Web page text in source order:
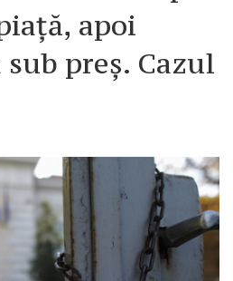
apoi
preș. Cazul